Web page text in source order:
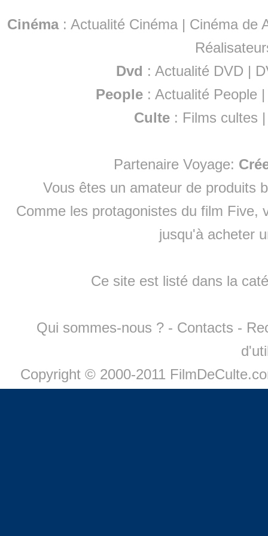
Cinéma: Actualité Cinéma | Cinéma de
Dvd : Actualité DVD |
People :Actualité People
Culte : Films cultes
Partenaire Voyage:
Vous êtes un amateur de produits
Comme les protagonistes du film Five,
jusqu'à acheter
Ce site est listé dans la
Qui sommes-nous ? - Contacts -
Copyright © 2000-2011